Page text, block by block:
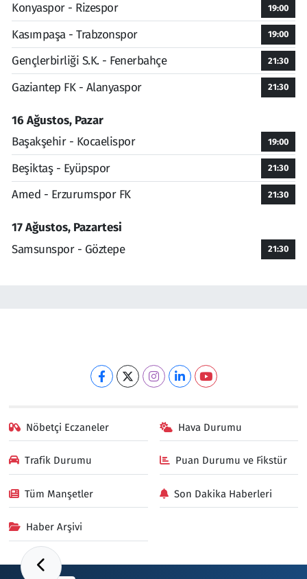
Konyaspor - Rizespor
19:00
Kasımpaşa - Trabzonspor 19:00
Gençlerbirliği S.K. - Fenerbahçe 21:30
Gaziantep FK - Alanyaspor 21:30
16 Ağustos, Pazar
Başakşehir - Kocaelispor
19:00
Beşiktaş - Eyüpspor 21:30
Amed - Erzurumspor FK 21:30
17 Ağustos, Pazartesi
Samsunspor - Göztepe
21:30
Nöbetçi Eczaneler Hava Durumu
Trafik Durumu Puan Durumu ve Fikstür
Tüm Manşetler Son Dakika Haberleri
Haber Arşivi